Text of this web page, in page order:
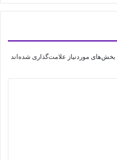
بخش‌های موردنیاز علامت‌گذاری شده‌اند